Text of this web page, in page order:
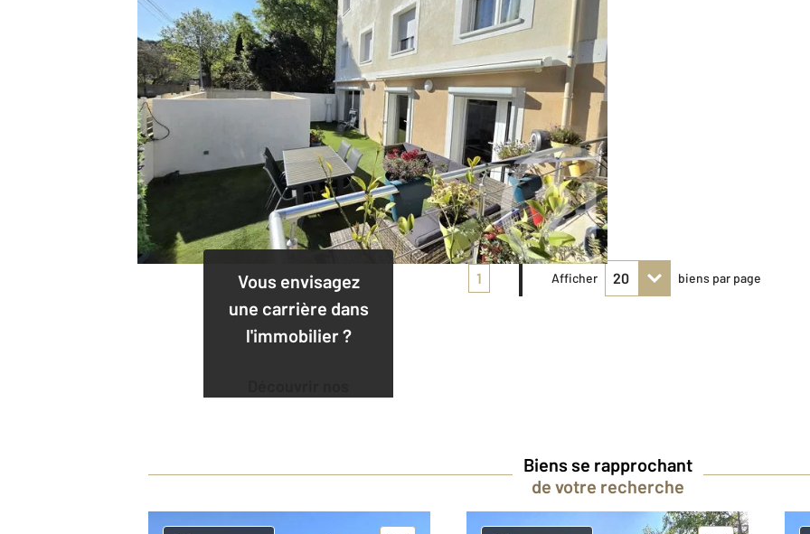
Vous envisagez
une carrière dans
l'immobilier ?
1 Afficher biens par page
Biens se rapprochant
de votre recherche